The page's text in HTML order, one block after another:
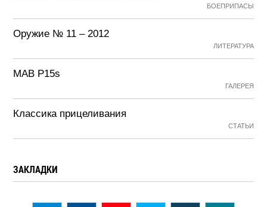
БОЕПРИПАСЫ
Оружие № 11 – 2012
ЛИТЕРАТУРА
MAB P15s
ГАЛЕРЕЯ
Классика прицеливания
СТАТЬИ
ЗАКЛАДКИ